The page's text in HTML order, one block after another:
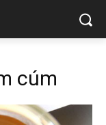
cúm